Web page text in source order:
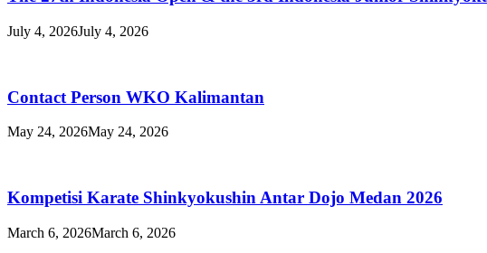
July 4, 2026July 4, 2026
Contact Person WKO Kalimantan
May 24, 2026May 24, 2026
Kompetisi Karate Shinkyokushin Antar Dojo Medan 2026
March 6, 2026March 6, 2026